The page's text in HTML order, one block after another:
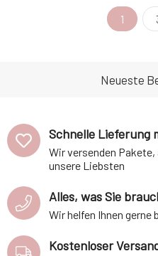
Sie haben die Macht, nicht nur
die Stimmung, sondern auch
die Persönlichkeit
anderswo am Körper, zudem
1
Neueste
Schnelle Lieferung
Wir versenden
unsere Liebsten
Alles, was Sie
Wir helfen Ihnen gerne
Kostenloser